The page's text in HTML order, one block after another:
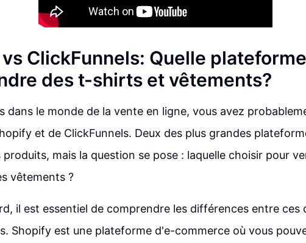
ClickFunnels: Quelle
des t-shirts et vêtements?
dans le monde de la vente en ligne, vous avez
et de ClickFunnels. Deux des plus grandes
produits, mais la question se pose : laquelle choisir pour
vêtements ?
il est essentiel de comprendre les différences entre ces
Shopify est une plateforme d'e-commerce où vous